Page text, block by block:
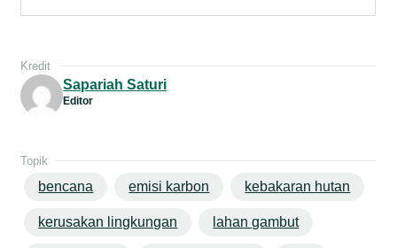
Kredit
Sapariah Saturi
Editor
Topik
bencana emisi karbon kebakaran hutan
kerusakan lingkungan lahan gambut